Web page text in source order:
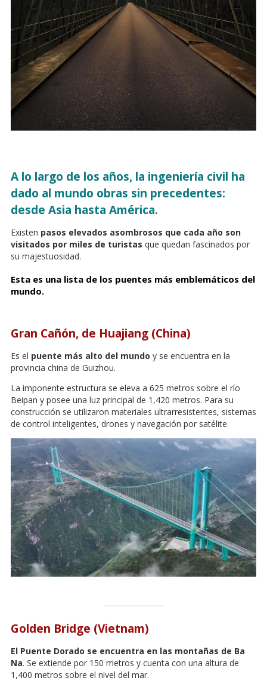
A lo largo de los años, la ingeniería civil ha
dado al mundo obras sin precedentes:
desde Asia hasta América.
Existen pasos elevados asombrosos que cada año son
visitados por miles de turistas que quedan fascinados por
su majestuosidad.
Esta es una lista de los puentes más emblemáticos del
mundo.
Gran Cañón, de Huajiang (China)
Es el puente más alto del mundo y se encuentra en la
provincia china de Guizhou.
La imponente estructura se eleva a 625 metros sobre el río
Beipan y posee una luz principal de 1,420 metros. Para su
construcción se utilizaron materiales ultrarresistentes, sistemas
de control inteligentes, drones y navegación por satélite.
Golden Bridge (Vietnam)
El Puente Dorado se encuentra en las montañas de Ba
Na. Se extiende por 150 metros y cuenta con una altura de
1,400 metros sobre el nivel del mar.